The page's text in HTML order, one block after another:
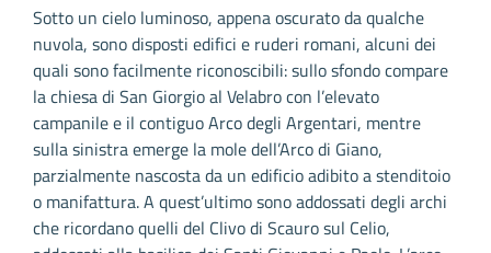
Sotto un cielo luminoso, appena oscurato da qualche
nuvola, sono disposti edifici e ruderi romani, alcuni dei
quali sono facilmente riconoscibili: sullo sfondo compare
la chiesa di San Giorgio al Velabro con l’elevato
campanile e il contiguo Arco degli Argentari, mentre
sulla sinistra emerge la mole dell’Arco di Giano,
parzialmente nascosta da un edificio adibito a stenditoio
o manifattura. A quest’ultimo sono addossati degli archi
che ricordano quelli del Clivo di Scauro sul Celio,